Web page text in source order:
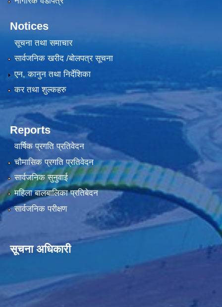
Notices
सूचना तथा समाचार
सार्वजनिक खरीद /बोलपत्र सूचना
एन, कानुन तथा निर्देशिका
कर तथा शुल्कहरु
Reports
वार्षिक प्रगति प्रतिवेदन
चौमासिक प्रगति प्रतिवेदन
सार्वजनिक सुनुवाई
महिला बालबालिका प्रतिबेदन
सार्वजनिक परीक्षण
सूचना अधिकारी